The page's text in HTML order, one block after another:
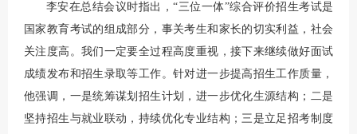
李安在总结会议时指出，“三位一体”综合评价招生考试是
国家教育考试的组成部分，事关考生和家长的切实利益，社会
关注度高。我们一定要全过程高度重视，接下来继续做好面试
成绩发布和招生录取等工作。针对进一步提高招生工作质量，
他强调，一是统筹谋划招生计划，进一步优化生源结构；二是
坚持招生与就业联动，持续优化专业结构；三是立足招考制度